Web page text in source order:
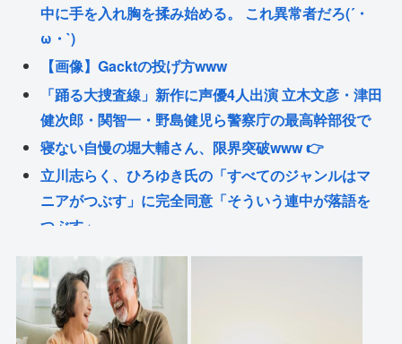
中に手を入れ胸を揉み始める。 これ異常者だろ(´・
ω・`)
【画像】Gacktの投げ方www
「踊る大捜査線」新作に声優4人出演 立木文彦・津田
健次郎・関智一・野島健児ら警察庁の最高幹部役で
寝ない自慢の堀大輔さん、限界突破www 👉
立川志らく、ひろゆき氏の「すべてのジャンルはマ
ニアがつぶす」に完全同意「そういう連中が落語を
つぶす」
（ヽ´ん`）「新品のバット買ったった。早速バッティ
ングセンターに行くか」警察「暴漢だ！逮捕する！
（ヽ°ん°）「」
長瀬智也さんぶっ壊れる 利きタイヤを始めてしまう